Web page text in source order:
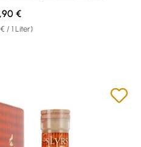
/ 1 Liter)
Preis:
€